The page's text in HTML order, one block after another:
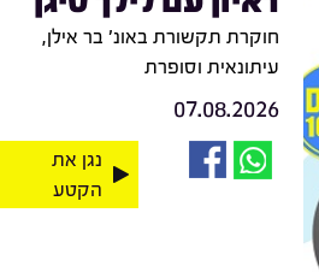
חוקרת תקשורת באונ' בר אילן,
עיתונאית וסופרת
07.08.2026
נגן את
הקטע